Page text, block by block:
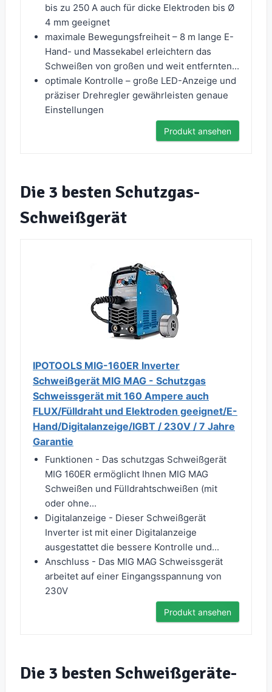
bis zu 250 A auch für dicke Elektroden bis Ø
4 mm geeignet
maximale Bewegungsfreiheit – 8 m lange E-
Hand- und Massekabel erleichtern das
Schweißen von großen und weit entfernten...
optimale Kontrolle – große LED-Anzeige und
präziser Drehregler gewährleisten genaue
Einstellungen
Produkt ansehen
Die 3 besten Schutzgas-
Schweißgerät
IPOTOOLS MIG-160ER Inverter
Schweißgerät MIG MAG - Schutzgas
Schweissgerät mit 160 Ampere auch
FLUX/Fülldraht und Elektroden geeignet/E-
Hand/Digitalanzeige/IGBT / 230V / 7 Jahre
Garantie
Funktionen - Das schutzgas Schweißgerät
MIG 160ER ermöglicht Ihnen MIG MAG
Schweißen und Fülldrahtschweißen (mit
oder ohne...
Digitalanzeige - Dieser Schweißgerät
Inverter ist mit einer Digitalanzeige
ausgestattet die bessere Kontrolle und...
Anschluss - Das MIG MAG Schweissgerät
arbeitet auf einer Eingangsspannung von
230V
Produkt ansehen
Die 3 besten Schweißgeräte-